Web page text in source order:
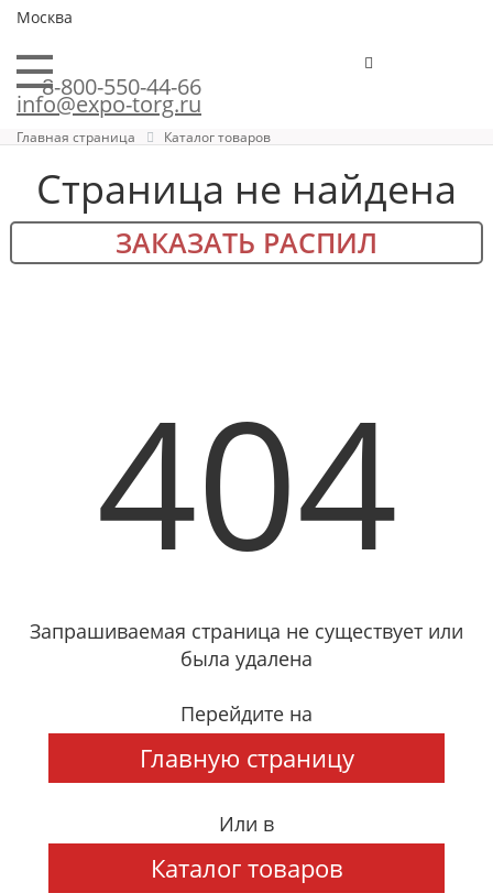
Москва
8-800-550-44-66
info@expo-torg.ru
Главная страница Каталог товаров
Страница не найдена
ЗАКАЗАТЬ РАСПИЛ
404
Запрашиваемая страница не существует или
была удалена
Перейдите на
Главную страницу
Или в
Каталог товаров